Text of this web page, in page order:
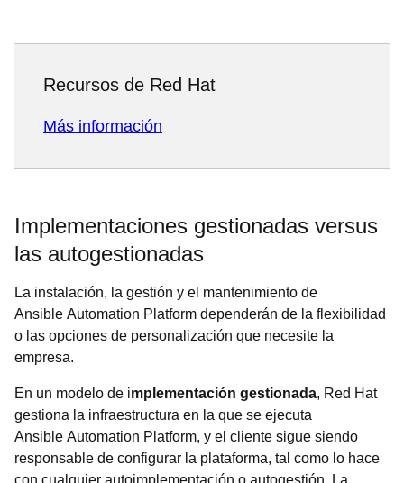
Recursos de Red Hat
Más información
Implementaciones gestionadas versus
las autogestionadas
La instalación, la gestión y el mantenimiento de
Ansible Automation Platform dependerán de la flexibilidad
o las opciones de personalización que necesite la
empresa.
En un modelo de implementación gestionada, Red Hat
gestiona la infraestructura en la que se ejecuta
Ansible Automation Platform, y el cliente sigue siendo
responsable de configurar la plataforma, tal como lo hace
con cualquier autoimplementación o autogestión. La